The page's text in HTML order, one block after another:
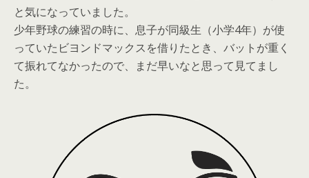
と気になっていました。
少年野球の練習の時に、息子が同級生（小学4年）が使
っていたビヨンドマックスを借りたとき、バットが重く
て振れてなかったので、まだ早いなと思って見てまし
た。